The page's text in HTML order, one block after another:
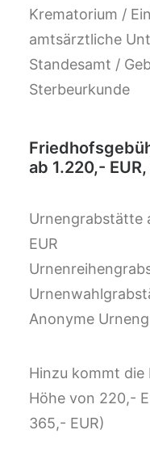
Krematorium /
amtsärztliche
Standesamt /
Sterbeurkunde
ab 1.220,-
Urnengrabstätte
EUR
Anonyme
Hinzu kommt die
Höhe von 220,-
365,- EUR)